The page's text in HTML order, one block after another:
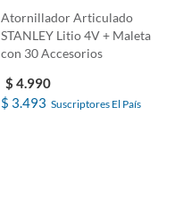
Atornillador Articulado
STANLEY Litio 4V + Maleta
con 30 Accesorios
$ 4.990
$ 3.493 Suscriptores El País